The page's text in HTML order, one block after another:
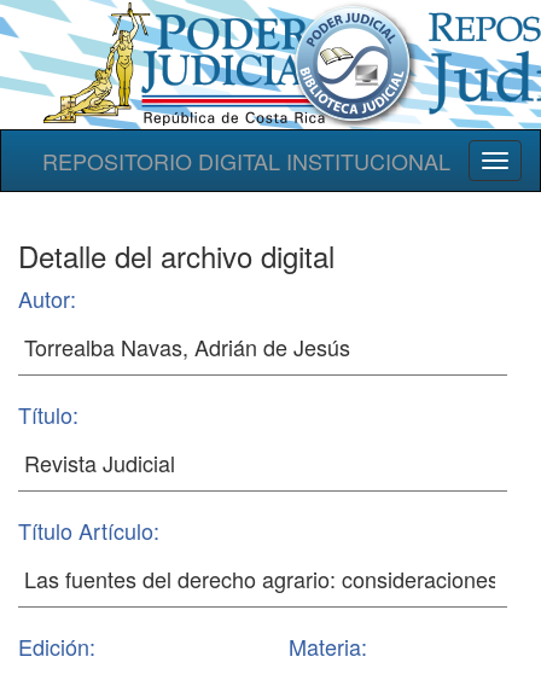
REPOSITORIO DIGITAL INSTITUCIONAL
Detalle del archivo digital
Autor:
Título:
Título Artículo:
Edición: Materia: